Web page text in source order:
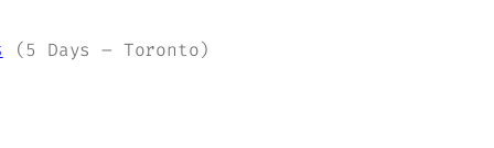
(5 Days – Toronto)